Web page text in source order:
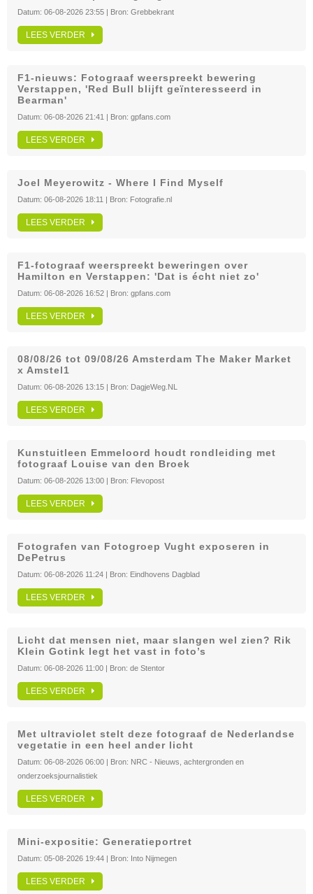
Datum: 06-08-2026 23:55 | Bron: Grebbekrant
LEES VERDER
F1-nieuws: Fotograaf weerspreekt bewering
Verstappen, 'Red Bull blijft geïnteresseerd in
Bearman'
Datum: 06-08-2026 21:41 | Bron: gpfans.com
LEES VERDER
Joel Meyerowitz - Where I Find Myself
Datum: 06-08-2026 18:11 | Bron: Fotografie.nl
LEES VERDER
F1-fotograaf weerspreekt beweringen over
Hamilton en Verstappen: 'Dat is écht niet zo'
Datum: 06-08-2026 16:52 | Bron: gpfans.com
LEES VERDER
08/08/26 tot 09/08/26 Amsterdam The Maker Market
x Amstel1
Datum: 06-08-2026 13:15 | Bron: DagjeWeg.NL
LEES VERDER
Kunstuitleen Emmeloord houdt rondleiding met
fotograaf Louise van den Broek
Datum: 06-08-2026 13:00 | Bron: Flevopost
LEES VERDER
Fotografen van Fotogroep Vught exposeren in
DePetrus
Datum: 06-08-2026 11:24 | Bron: Eindhovens Dagblad
LEES VERDER
Licht dat mensen niet, maar slangen wel zien? Rik
Klein Gotink legt het vast in foto’s
Datum: 06-08-2026 11:00 | Bron: de Stentor
LEES VERDER
Met ultraviolet stelt deze fotograaf de Nederlandse
vegetatie in een heel ander licht
Datum: 06-08-2026 06:00 | Bron: NRC - Nieuws, achtergronden en
onderzoeksjournalistiek
LEES VERDER
Mini-expositie: Generatieportret
Datum: 05-08-2026 19:44 | Bron: Into Nijmegen
LEES VERDER